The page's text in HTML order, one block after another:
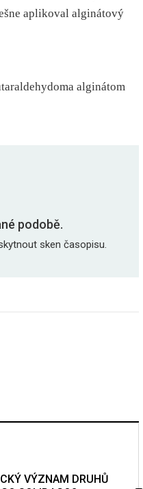
aplikoval alginátový
alginátom
podobě.
sken časopisu.
VÝZNAM DRUHŮ